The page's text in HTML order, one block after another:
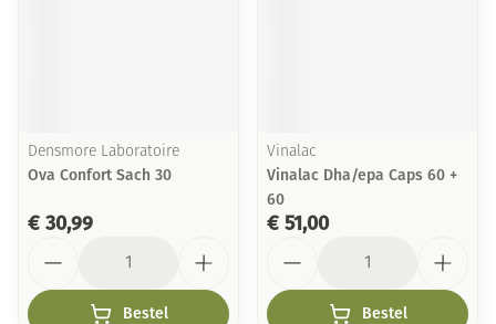
Densmore Laboratoire
Ova Confort Sach 30
€ 30,99
Bestel
Vinalac
Vinalac Dha/epa Caps 60 +
60
€ 51,00
Bestel